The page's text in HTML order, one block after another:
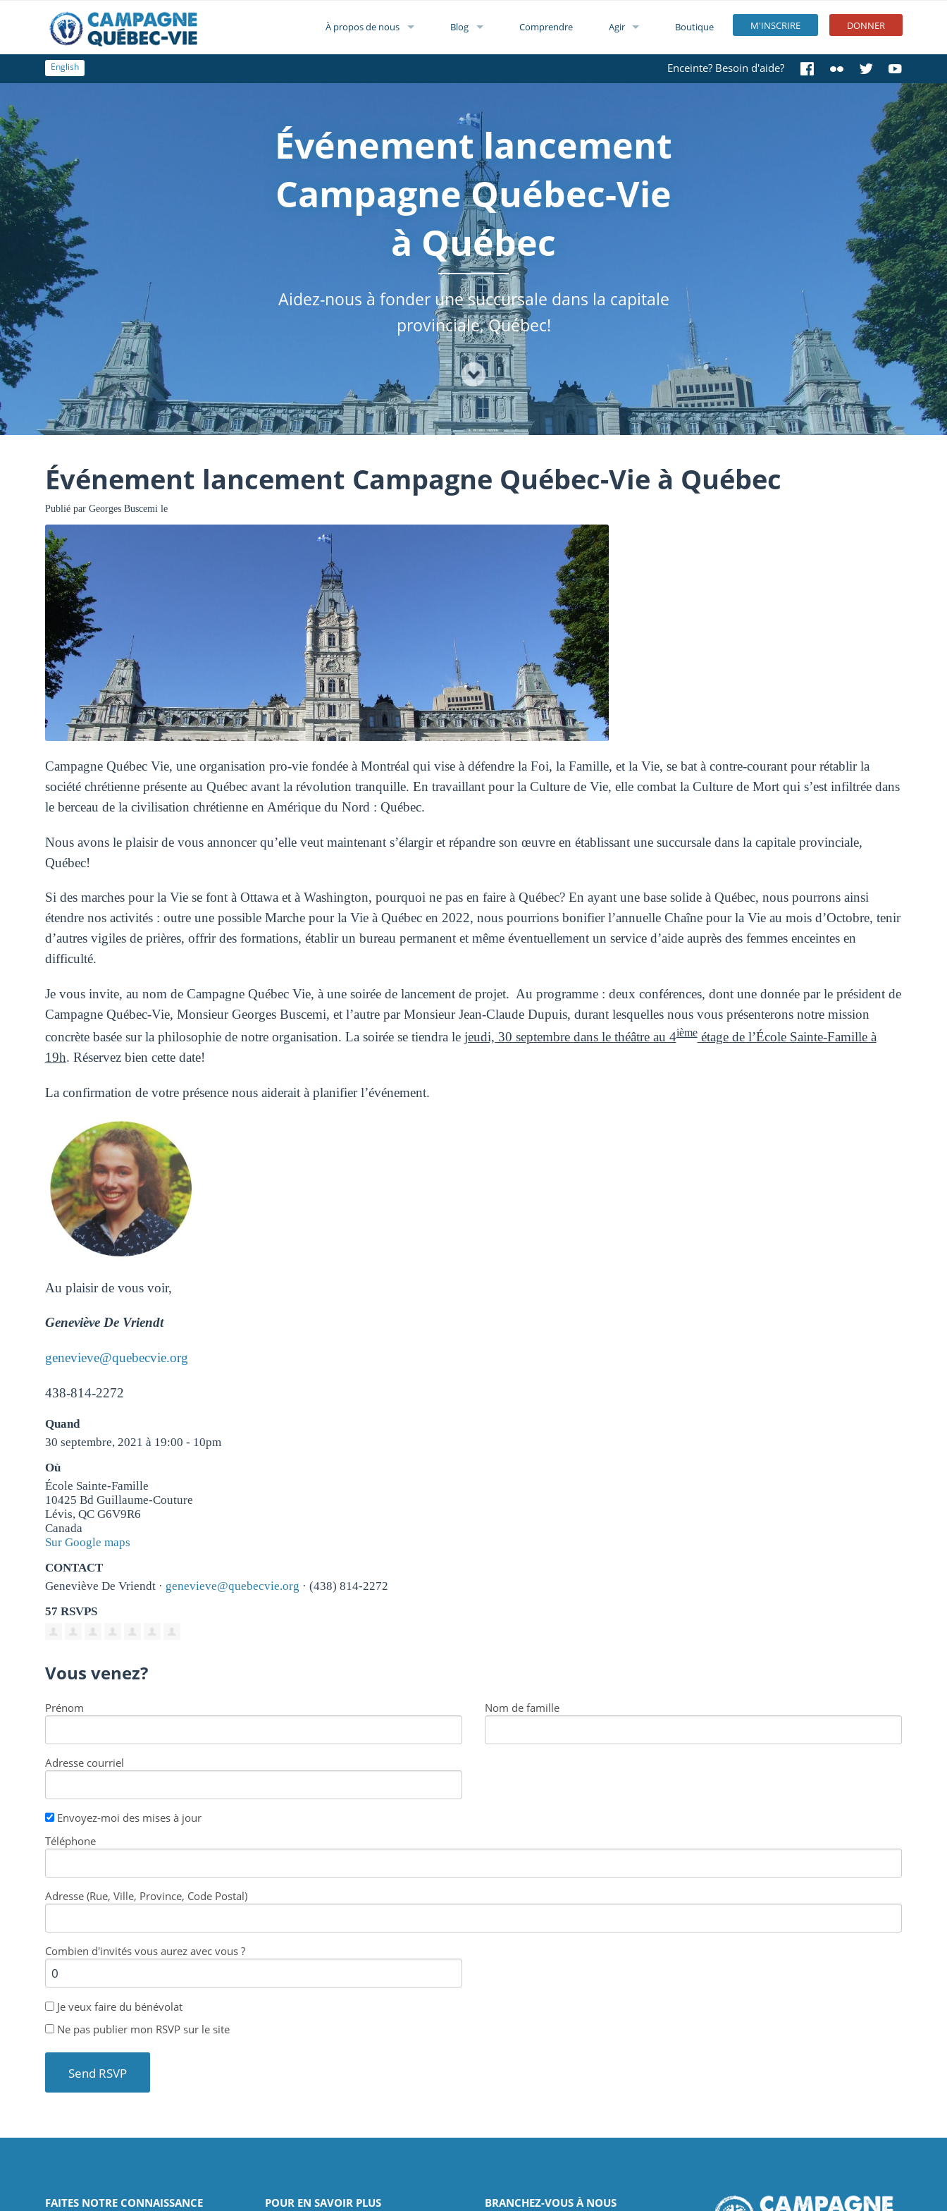
M'INSCRIRE DONNER
À propos de nous Blog Comprendre Agir Boutique
Enceinte? Besoin d'aide?
English
Événement lancement
Campagne Québec-Vie
à Québec
Aidez-nous à fonder une succursale dans la capitale
provinciale, Québec!
Événement lancement Campagne Québec-Vie à Québec
Publié par Georges Buscemi le
Campagne Québec Vie, une organisation pro-vie fondée à Montréal qui vise à défendre la Foi, la Famille, et la Vie, se bat à contre-courant pour rétablir la
société chrétienne présente au Québec avant la révolution tranquille. En travaillant pour la Culture de Vie, elle combat la Culture de Mort qui s’est infiltrée dans
le berceau de la civilisation chrétienne en Amérique du Nord : Québec.
Nous avons le plaisir de vous annoncer qu’elle veut maintenant s’élargir et répandre son œuvre en établissant une succursale dans la capitale provinciale,
Québec!
Si des marches pour la Vie se font à Ottawa et à Washington, pourquoi ne pas en faire à Québec? En ayant une base solide à Québec, nous pourrons ainsi
étendre nos activités : outre une possible Marche pour la Vie à Québec en 2022, nous pourrions bonifier l’annuelle Chaîne pour la Vie au mois d’Octobre, tenir
d’autres vigiles de prières, offrir des formations, établir un bureau permanent et même éventuellement un service d’aide auprès des femmes enceintes en
difficulté.
Je vous invite, au nom de Campagne Québec Vie, à une soirée de lancement de projet. Au programme : deux conférences, dont une donnée par le président de
Campagne Québec-Vie, Monsieur Georges Buscemi, et l’autre par Monsieur Jean-Claude Dupuis, durant lesquelles nous vous présenterons notre mission
concrète basée sur la philosophie de notre organisation. La soirée se tiendra le jeudi, 30 septembre dans le théâtre au 4ièmeétage de l’École Sainte-Famille à
19h. Réservez bien cette date!
La confirmation de votre présence nous aiderait à planifier l’événement.
Au plaisir de vous voir,
Geneviève De Vriendt
genevieve@quebecvie.org
438-814-2272
Quand
30 septembre, 2021 à 19:00 - 10pm
Où
École Sainte-Famille
10425 Bd Guillaume-Couture
Lévis, QC G6V9R6
Canada
Sur Google maps
CONTACT
Geneviève De Vriendt · genevieve@quebecvie.org · (438) 814-2272
57 RSVPS
Vous venez?
Prénom Nom de famille
Adresse courriel
Envoyez-moi des mises à jour
Téléphone
Adresse (Rue, Ville, Province, Code Postal)
Combien d'invités vous aurez avec vous ?
Je veux faire du bénévolat
Ne pas publier mon RSVP sur le site
FAITES NOTRE CONNAISSANCE POUR EN SAVOIR PLUS BRANCHEZ-VOUS À NOUS